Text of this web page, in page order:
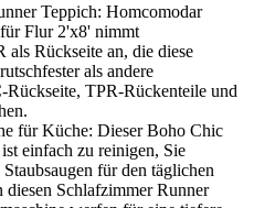
Teppich: Homcomodar
Flur 2'x8' nimmt
Rückseite an, die diese
als andere
TPR-Rückenteile und
für Küche: Dieser Boho Chic
einfach zu reinigen, Sie
für den täglichen
diesen Schlafzimmer Runner